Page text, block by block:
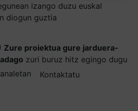
izango duzu euskal
diogun guztia
) Zure proiektua gure jarduera-
zuri buruz hitz egingo dugu
Kontaktatu